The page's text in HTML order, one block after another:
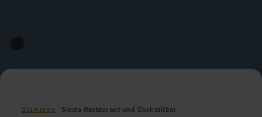
Startseite Siesta Restaurant und Cocktailbar